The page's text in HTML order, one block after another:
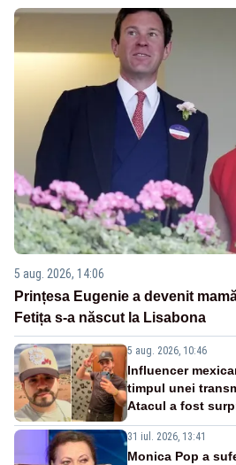
5 aug. 2026, 14:06
Prințesa Eugenie a devenit
Fetița s-a născut la Lisabona
5 aug. 2026, 10:46
Influencer
timpul unei
Atacul a fost
31 iul. 2026, 13:41
Monica Pop a